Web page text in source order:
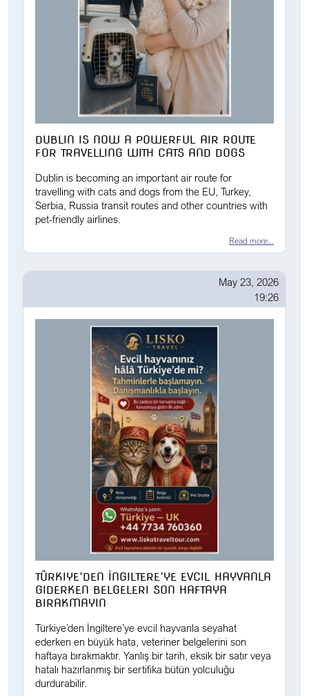
DUBLIN IS NOW A POWERFUL AIR ROUTE
FOR TRAVELLING WITH CATS AND DOGS
Dublin is becoming an important air route for
travelling with cats and dogs from the EU, Turkey,
Serbia, Russia transit routes and other countries with
pet-friendly airlines.
Read more...
May 23, 2026
19:26
TÜRKIYE’DEN İNGILTERE’YE EVCIL HAYVANLA
GIDERKEN BELGELERI SON HAFTAYA
BIRAKMAYIN
Türkiye’den İngiltere’ye evcil hayvanla seyahat
ederken en büyük hata, veteriner belgelerini son
haftaya bırakmaktır. Yanlış bir tarih, eksik bir satır veya
hatalı hazırlanmış bir sertifika bütün yolculuğu
durdurabilir.